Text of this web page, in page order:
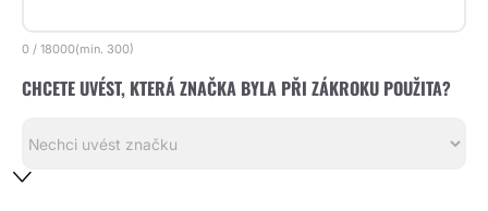
0 / 18000(min. 300)
CHCETE UVÉST, KTERÁ ZNAČKA BYLA PŘI ZÁKROKU POUŽITA?